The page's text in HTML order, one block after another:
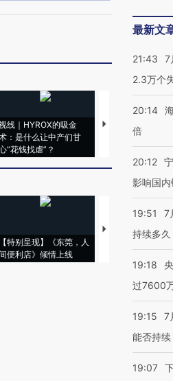
线｜HYROX的吸金
：是什么让中产们甘
“花钱找虐”？
马航飞行员跨国走
粒摇头丸 尿检体内
【特别呈现】《东莞，人
便利店》倾情上线
【推广】走进第四
会，让数智科技“链
最新文
21:43
7
2.3万个
20:14
倍
20:12
影响国
19:51
7
持续多久
19:18
过7600
19:15
7
能否持续
19:07